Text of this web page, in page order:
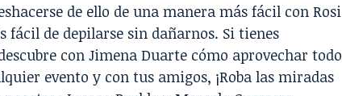
de ello de una manera más fácil con Rosi
fácil de depilarse sin dañarnos. Si tienes
con Jimena Duarte cómo aprovechar todo
evento y con tus amigos, ¡Roba las miradas